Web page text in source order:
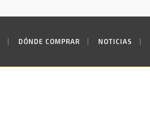
DÓNDE COMPRAR NOTICIAS